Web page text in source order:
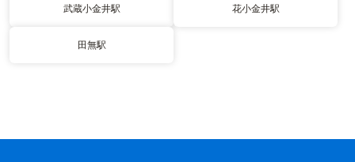
武蔵小金井駅 花小金井駅
田無駅